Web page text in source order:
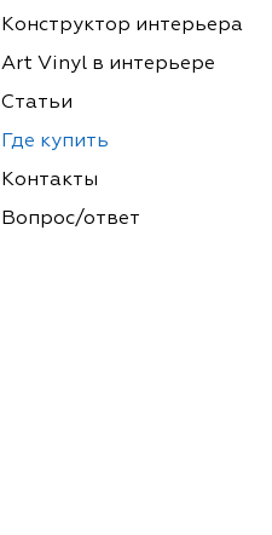
Конструктор интерьера
Art Vinyl в интерьере
Статьи
Где купить
Контакты
Вопрос/ответ